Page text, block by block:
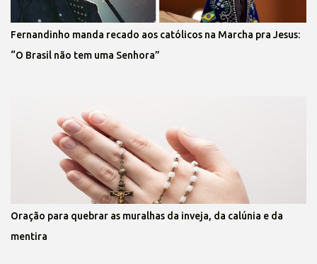
Fernandinho manda recado aos católicos na Marcha pra Jesus:
“O Brasil não tem uma Senhora”
Oração para quebrar as muralhas da inveja, da calúnia e da
mentira